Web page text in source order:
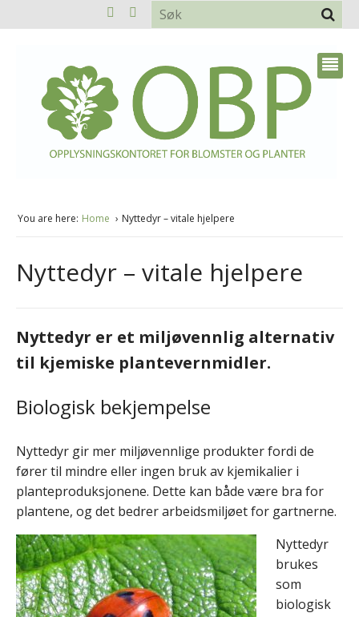
You are here: Home Nyttedyr – vitale hjelpere
Nyttedyr – vitale hjelpere
Nyttedyr er et miljøvennlig alternativ
til kjemiske plantevernmidler.
Biologisk bekjempelse
Nyttedyr gir mer miljøvennlige produkter fordi de
fører til mindre eller ingen bruk av kjemikalier i
planteproduksjonene. Dette kan både være bra for
plantene, og det bedrer arbeidsmiljøet for gartnerne.
Nyttedyr
brukes
som
biologisk